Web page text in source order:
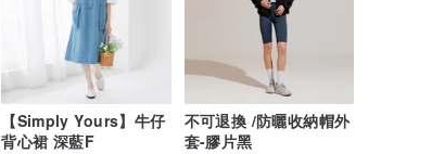
【Simply Yours】牛仔
背心裙 深藍F
不可退換 /防曬收納帽外
套-膠片黑